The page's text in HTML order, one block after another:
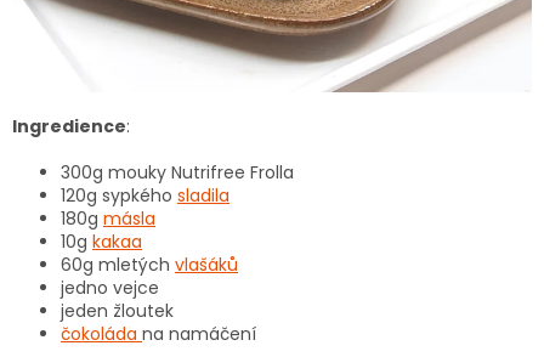
Ingredience:
300g mouky Nutrifree Frolla
120g sypkého sladila
180g másla
10g kakaa
60g mletých vlašáků
jedno vejce
jeden žloutek
čokoláda na namáčení